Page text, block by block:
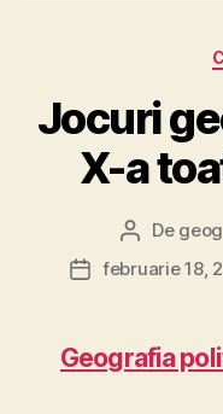
Jocuri
X-a
Autor
articol
De
Datăfebruarie 18,
Geografia